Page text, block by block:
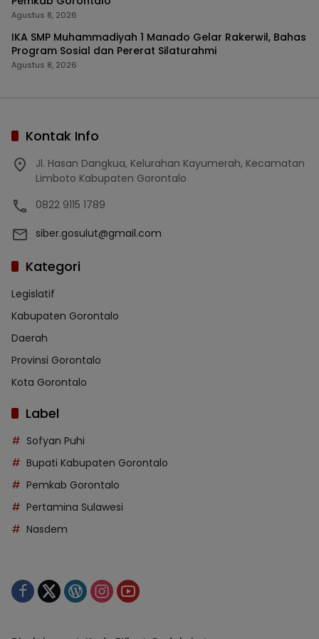
Agustus 8, 2026
IKA SMP Muhammadiyah 1 Manado Gelar Rakerwil, Bahas
Program Sosial dan Pererat Silaturahmi
Agustus 8, 2026
Kontak Info
Jl. Hasan Dangkua, Kelurahan Kayumerah, Kecamatan
Limboto Kabupaten Gorontalo
0822 9115 1789
siber.gosulut@gmail.com
Kategori
Legislatif
Kabupaten Gorontalo
Daerah
Provinsi Gorontalo
Kota Gorontalo
Label
Sofyan Puhi
Bupati Kabupaten Gorontalo
Pemkab Gorontalo
Pertamina Sulawesi
Nasdem